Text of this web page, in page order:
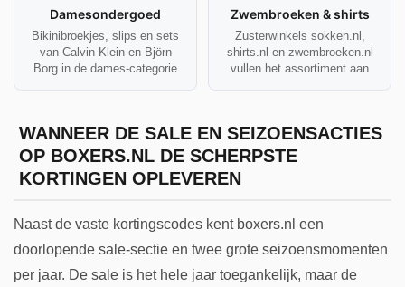
Damesondergoed
Bikinibroekjes, slips en sets
van Calvin Klein en Björn
Borg in de dames-categorie
Zwembroeken & shirts
Zusterwinkels sokken.nl,
shirts.nl en zwembroeken.nl
vullen het assortiment aan
WANNEER DE SALE EN SEIZOENSACTIES
OP BOXERS.NL DE SCHERPSTE
KORTINGEN OPLEVEREN
Naast de vaste kortingscodes kent boxers.nl een
doorlopende sale-sectie en twee grote seizoensmomenten
per jaar. De sale is het hele jaar toegankelijk, maar de